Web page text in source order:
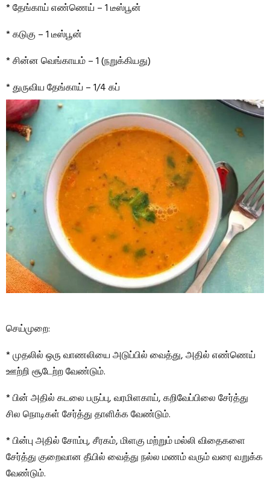
* தேங்காய் எண்ணெய் – 1 டீஸ்பூன்
* கடுகு – 1 டீஸ்பூன்
* சின்ன வெங்காயம் – 1 (நறுக்கியது)
* துருவிய தேங்காய் – 1/4 கப்
செய்முறை:
* முதலில் ஒரு வாணலியை அடுப்பில் வைத்து, அதில் எண்ணெய்
ஊற்றி சூடேற்ற வேண்டும்.
* பின் அதில் கடலை பருப்பு, வரமிளகாய், கறிவேப்பிலை சேர்த்து
சில நொடிகள் சேர்த்து தாளிக்க வேண்டும்.
* பின்பு அதில் சோம்பு, சீரகம், மிளகு மற்றும் மல்லி விதைகளை
சேர்த்து குறைவான தீயில் வைத்து நல்ல மணம் வரும் வரை வறுக்க
வேண்டும்.